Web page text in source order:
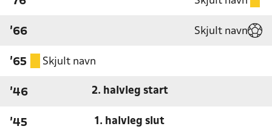
'66 Skjult navn
'65 Skjult navn
'46 2. halvleg start
'45 1. halvleg slut